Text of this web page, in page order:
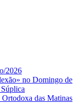
2026
no Domingo de
das Matinas